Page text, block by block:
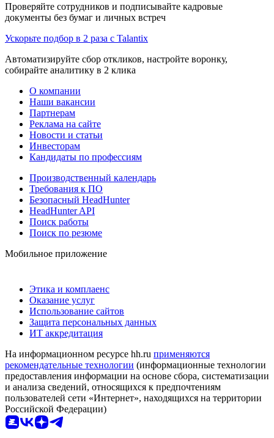
Проверяйте сотрудников и подписывайте кадровые
документы без бумаг и личных встреч
Ускорьте подбор в 2 раза с Talantix
Автоматизируйте сбор откликов, настройте воронку,
собирайте аналитику в 2 клика
О компании
Наши вакансии
Партнерам
Реклама на сайте
Новости и статьи
Инвесторам
Кандидаты по профессиям
Производственный календарь
Требования к ПО
Безопасный HeadHunter
HeadHunter API
Поиск работы
Поиск по резюме
Мобильное приложение
Этика и комплаенс
Оказание услуг
Использование сайтов
Защита персональных данных
ИТ аккредитация
На информационном ресурсе hh.ru применяются
рекомендательные технологии (информационные технологии
предоставления информации на основе сбора, систематизации
и анализа сведений, относящихся к предпочтениям
пользователей сети «Интернет», находящихся на территории
Российской Федерации)